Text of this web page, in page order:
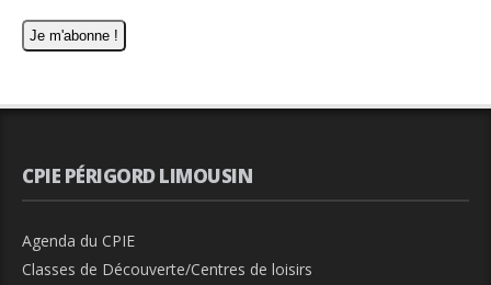
CPIE PÉRIGORD LIMOUSIN
Agenda du CPIE
Classes de Découverte/Centres de loisirs